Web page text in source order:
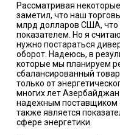
Рассматривая
заметил, что наш
млрд долларов США, что
показателем. Но я
нужно постараться
оборот. Надеюсь, в
которые мы планируем
сбалансированный
только от
многих лет
надежным поставщиком
также является
сфере энергетики.